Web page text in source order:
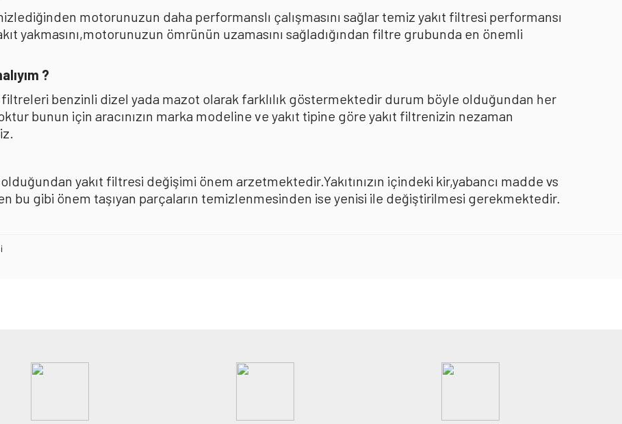
motorunuzun daha performanslı çalışmasını sağlar temiz yakıt filtresi performansı
yakmasını,motorunuzun ömrünün uzamasını sağladığından filtre grubunda en önemli
?
filtreleri benzinli dizel yada mazot olarak farklılık göstermektedir durum böyle olduğundan her
bunun için aracınızın marka modeline ve yakıt tipine göre yakıt filtrenizin nezaman
yakıt filtresi değişimi önem arzetmektedir.Yakıtınızın içindeki kir,yabancı madde vs
bu gibi önem taşıyan parçaların temizlenmesinden ise yenisi ile değiştirilmesi gerekmektedir.